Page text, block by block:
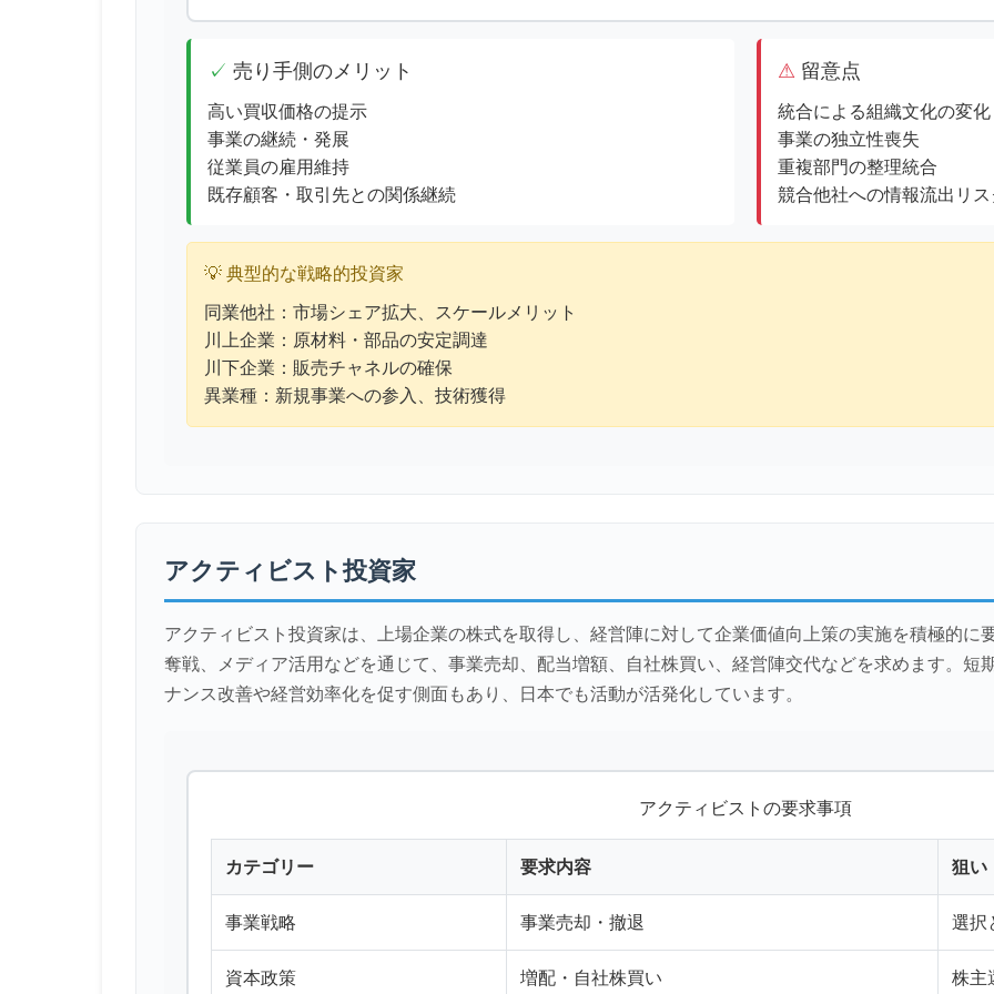
売り手側のメリット
高い買収価格の提示
事業の継続・発展
従業員の雇用維持
既存顧客・取引先との関係継続
留意点
統合による組織文化の変化
事業の独立性喪失
重複部門の整理統合
競合他社への情報流出リス
💡 典型的な戦略的投資家
同業他社：市場シェア拡大、スケールメリット
川上企業：原材料・部品の安定調達
川下企業：販売チャネルの確保
異業種：新規事業への参入、技術獲得
アクティビスト投資家
アクティビスト投資家は、上場企業の株式を取得し、経営陣に対して企業価値向上策の実施を積極的に
奪戦、メディア活用などを通じて、事業売却、配当増額、自社株買い、経営陣交代などを求めます。短
ナンス改善や経営効率化を促す側面もあり、日本でも活動が活発化しています。
アクティビストの要求事項
カテゴリー 要求内容 狙い
事業戦略 事業売却・撤退 選択
資本政策 増配・自社株買い 株主